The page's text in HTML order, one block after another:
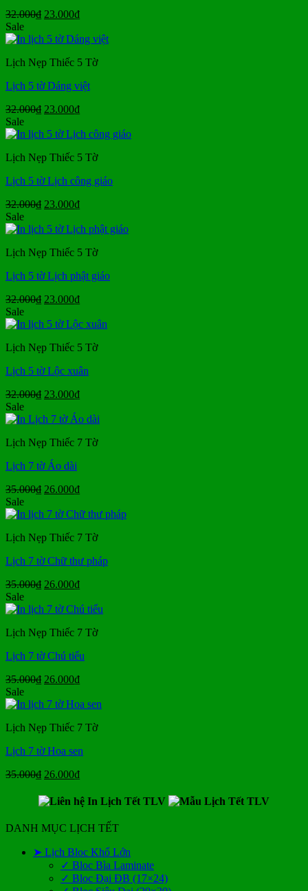
32.000₫ Giá
là:
23.000₫Giá
tại
23.000₫.
Sale
Lịch Nẹp Thiếc 5 Tờ
Lịch 5 tờ Dáng việt
32.000₫ Giá
là:
23.000₫Giá
tại
23.000₫.
Sale
Lịch Nẹp Thiếc 5 Tờ
Lịch 5 tờ Lịch công giáo
32.000₫ Giá
là:
23.000₫Giá
tại
23.000₫.
Sale
Lịch Nẹp Thiếc 5 Tờ
Lịch 5 tờ Lịch phật giáo
32.000₫ Giá
là:
23.000₫Giá
tại
23.000₫.
Sale
Lịch Nẹp Thiếc 5 Tờ
Lịch 5 tờ Lộc xuân
32.000₫ Giá
là:
23.000₫Giá
tại
23.000₫.
Sale
Lịch Nẹp Thiếc 7 Tờ
Lịch 7 tờ Áo dài
35.000₫ Giá
là:
26.000₫Giá
tại
26.000₫.
Sale
Lịch Nẹp Thiếc 7 Tờ
Lịch 7 tờ Chữ thư pháp
35.000₫ Giá
là:
26.000₫Giá
tại
26.000₫.
Sale
Lịch Nẹp Thiếc 7 Tờ
Lịch 7 tờ Chú tiểu
35.000₫ Giá
là:
26.000₫Giá
tại
26.000₫.
Sale
Lịch Nẹp Thiếc 7 Tờ
Lịch 7 tờ Hoa sen
35.000₫ Giá
là:
26.000₫Giá
tại
là:
26.000₫.
DANH MỤC LỊCH TẾT
➤ Lịch Bloc Khổ Lớn
✓ Bloc Bìa Laminate
✓ Bloc Đại ĐB (17×24)